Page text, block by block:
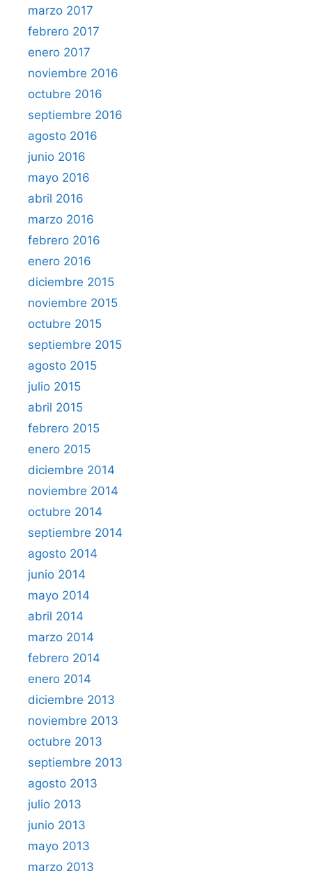
marzo 2017
febrero 2017
enero 2017
noviembre 2016
octubre 2016
septiembre 2016
agosto 2016
junio 2016
mayo 2016
abril 2016
marzo 2016
febrero 2016
enero 2016
diciembre 2015
noviembre 2015
octubre 2015
septiembre 2015
agosto 2015
julio 2015
abril 2015
febrero 2015
enero 2015
diciembre 2014
noviembre 2014
octubre 2014
septiembre 2014
agosto 2014
junio 2014
mayo 2014
abril 2014
marzo 2014
febrero 2014
enero 2014
diciembre 2013
noviembre 2013
octubre 2013
septiembre 2013
agosto 2013
julio 2013
junio 2013
mayo 2013
marzo 2013